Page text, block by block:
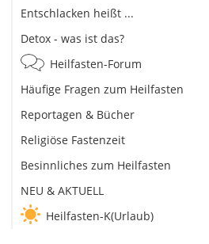
Entschlacken heißt ...
Detox - was ist das?
Heilfasten-Forum
Häufige Fragen zum Heilfasten
Reportagen & Bücher
Religiöse Fastenzeit
Besinnliches zum Heilfasten
NEU & AKTUELL
Heilfasten-K(Urlaub)